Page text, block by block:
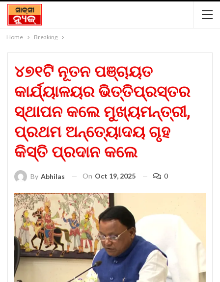
Home Breaking
୪୭୧ଟି ନୂତନ ପଞ୍ଚାୟତ
କାର୍ଯ୍ୟାଳୟର ଭିତ୍ତିପ୍ରସ୍ତର
ସ୍ଥାପନ କଲେ ମୁଖ୍ୟମନ୍ତ୍ରୀ,
ପ୍ରଥମ ଅନ୍ତ୍ୟୋଦୟ ଗୃହ
କିସ୍ତି ପ୍ରଦାନ କଲେ
By Abhilas On Oct 19, 2025 0